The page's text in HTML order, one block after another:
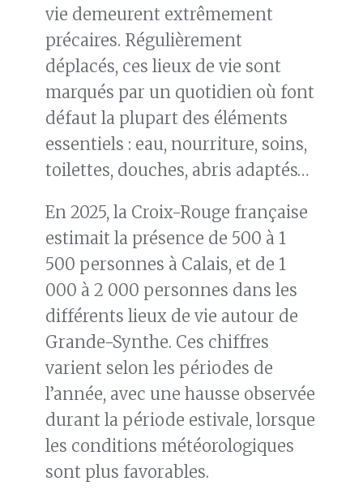
vie demeurent extrêmement
précaires. Régulièrement
déplacés, ces lieux de vie sont
marqués par un quotidien où font
défaut la plupart des éléments
essentiels : eau, nourriture, soins,
toilettes, douches, abris adaptés…
En 2025, la Croix-Rouge française
estimait la présence de 500 à 1
500 personnes à Calais, et de 1
000 à 2 000 personnes dans les
différents lieux de vie autour de
Grande-Synthe. Ces chiffres
varient selon les périodes de
l’année, avec une hausse observée
durant la période estivale, lorsque
les conditions météorologiques
sont plus favorables.